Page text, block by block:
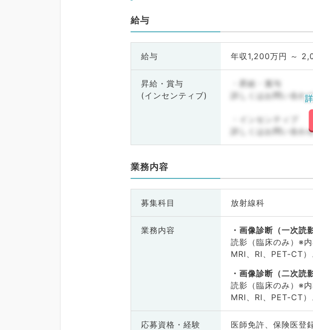
給与
給与 年収1,200万円 ～
昇給・賞与
(インセンティブ)
・昇給・賞与
詳しくはお問い合わ
・インセンティブ
詳しくはお問い合わ
業務内容
募集科目 放射線科
業務内容
画像診断（一次読影
読影（臨床のみ）※
MRI、RI、PET-CT
画像診断（二次読影
読影（臨床のみ）※
MRI、RI、PET-CT
応募資格・ 経験 医師免許、保険医登